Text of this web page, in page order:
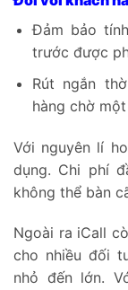
Đảm bảo
trước được
Rút ngắn
hàng chờ
Với nguyên lí
dụng. Chi phí
không thể bàn
Ngoài ra iCall
cho nhiều đối
nhỏ đến lớn.